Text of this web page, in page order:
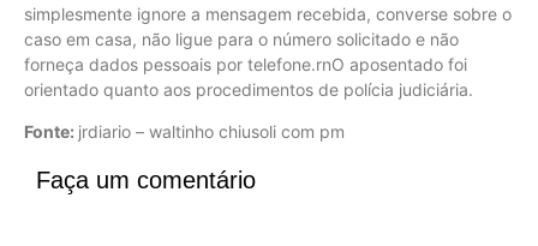
simplesmente ignore a mensagem recebida, converse sobre o
caso em casa, não ligue para o número solicitado e não
forneça dados pessoais por telefone.rnO aposentado foi
orientado quanto aos procedimentos de polícia judiciária.
Fonte: jrdiario – waltinho chiusoli com pm
Faça um comentário